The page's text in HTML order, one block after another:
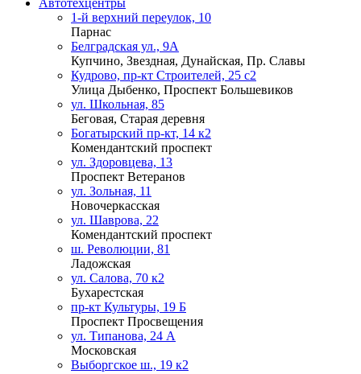
Автотехцентры
1-й верхний переулок, 10
Парнас
Белградская ул., 9А
Купчино, Звездная, Дунайская, Пр. Славы
Кудрово, пр-кт Строителей, 25 с2
Улица Дыбенко, Проспект Большевиков
ул. Школьная, 85
Беговая, Старая деревня
Богатырский пр-кт, 14 к2
Комендантский проспект
ул. Здоровцева, 13
Проспект Ветеранов
ул. Зольная, 11
Новочеркасская
ул. Шаврова, 22
Комендантский проспект
ш. Революции, 81
Ладожская
ул. Салова, 70 к2
Бухарестская
пр-кт Культуры, 19 Б
Проспект Просвещения
ул. Типанова, 24 А
Московская
Выборгское ш., 19 к2